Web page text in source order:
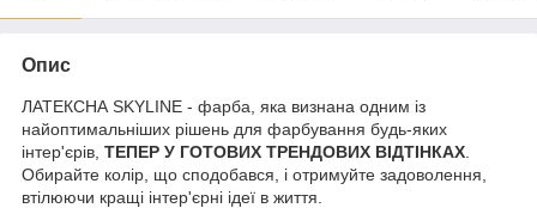
Опис
ЛАТЕКСНА SKYLINE - фарба, яка визнана одним із
найоптимальніших рішень для фарбування будь-яких
інтер'єрів, ТЕПЕР У ГОТОВИХ ТРЕНДОВИХ ВІДТІНКАХ
Обирайте колір, що сподобався, і отримуйте задоволення,
втілюючи кращі інтер'єрні ідеї в життя.